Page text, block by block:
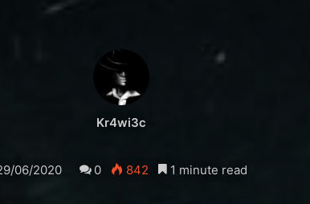
Kr4wi3c
06/2020 0 842 1 minute read